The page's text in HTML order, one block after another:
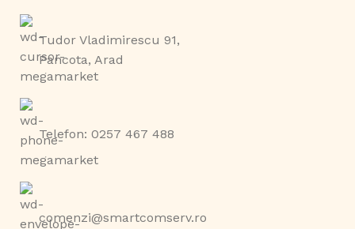
Tudor Vladimirescu 91,
Pancota, Arad
Telefon: 0257 467 488
comenzi@smartcomserv.ro